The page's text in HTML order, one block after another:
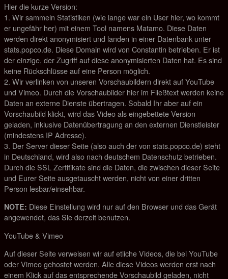
Hier die kurze Version:
1. Wir sammeln Statistiken (wie lange war ein User hier, wo kommt
er ungefähr her) mit einem Tool namens Matamo. Diese Daten
werden direkt anonymisiert und landen in einer Datenbank unter
stats.popco.de. Diese Domain wird von Constantin betrieben. Er ist
der einzige, der Zugriff auf diese anonymisierten Daten hat. Es sind
keine Rückschlüsse auf eine Person möglich.
2. Wir verlinken von unseren Vorschaubildern direkt auf YouTube
und Vimeo. Durch die Vorschaubilder hier im Fließtext werden keine
Daten an externe Dienste übertragen. Sobald Ihr aber auf ein
Vorschaubild klickt, wird das Video als eingebettete Version
geladen, inklusive Datenübertragung an den externen Dienstleister
(mindestens IP Adresse).
3. Der Server dieser Seite (also auch der von stats.popco.de) steht
in Deutschland, wird also nach deutschem Datenschutz betrieben.
Durch die SSL Zertifikate sind die Daten, die zwischen dieser Seite
und Eurer Seite ausgetauscht werden, nicht von einer dritten
Person lesbar/einsehbar.
NOTE: Diese Einstellung wird nur auf den Browser und das Gerät
angewendet, das Sie derzeit benutzen.
YouTube & Vimeo
Auf dieser Seite verweisen wir auf etliche Videos, die bei YouTube
oder Vimeo gehostet werden. Alle diese Videos werden erst nach
einem Klick auf das entsprechende Vorschaubild geladen, nicht